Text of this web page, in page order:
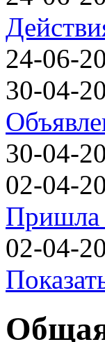
24-06-
30-04-
30-04-
02-04-
Пришла
02-04-